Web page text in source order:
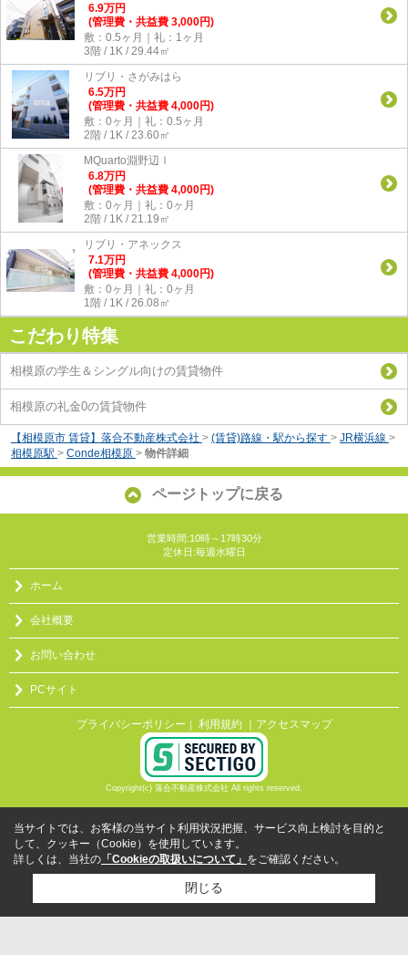
6.9万円
(管理費・共益費 3,000円)
敷：0.5ヶ月｜礼：1ヶ月
3階 / 1K / 29.44㎡
リブリ・さがみはら
6.5万円
(管理費・共益費 4,000円)
敷：0ヶ月｜礼：0.5ヶ月
2階 / 1K / 23.60㎡
MQuarto淵野辺Ⅰ
6.8万円
(管理費・共益費 4,000円)
敷：0ヶ月｜礼：0ヶ月
2階 / 1K / 21.19㎡
リブリ・アネックス
7.1万円
(管理費・共益費 4,000円)
敷：0ヶ月｜礼：0ヶ月
1階 / 1K / 26.08㎡
こだわり特集
相模原の学生＆シングル向けの賃貸物件
相模原の礼金0の賃貸物件
【相模原市 賃貸】落合不動産株式会社 > (賃貸)路線・駅から探す > JR横浜線 >
相模原駅 > Conde相模原 > 物件詳細
ページトップに戻る
営業時間:10時～17時30分
定休日:毎週水曜日
ホーム
会社概要
お問い合わせ
PCサイト
プライバシーポリシー ｜ 利用規約 ｜アクセスマップ
Copyright(c) 落合不動産株式会社 All rights reserved.
当サイトでは、お客様の当サイト利用状況把握、サービス向上検討を目的と
して、クッキー（Cookie）を使用しています。
詳しくは、当社の 「Cookieの取扱いについて」 をご確認ください。
閉じる